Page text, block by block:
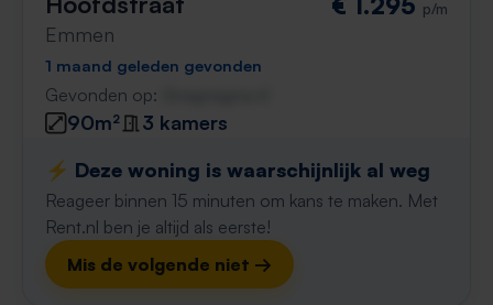
Emmen
p/m
1 maand geleden gevonden
Gevonden op:
90m²
3 kamers
⚡️ Deze woning is waarschijnlijk al weg
Reageer binnen 15 minuten om kans te maken. Met
Rent.nl ben je altijd als eerste!
Mis de volgende niet →